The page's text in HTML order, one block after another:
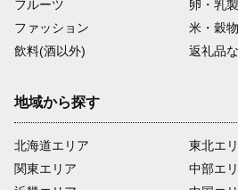
フルーツ
卵・乳
ファッション
米・穀物
飲料(酒以外)
返礼品
地域から探す
北海道エリア
関東エリア
東北エ
中部エ